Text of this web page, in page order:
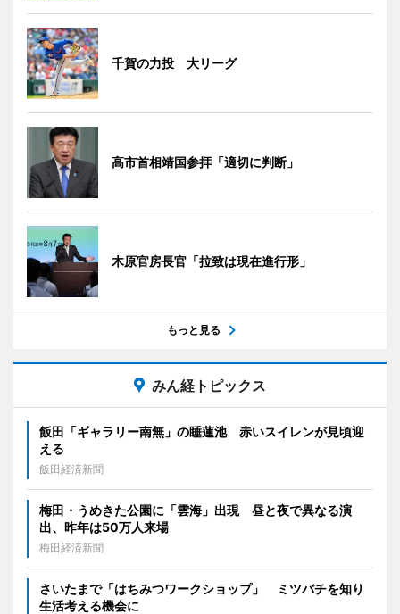
千賀の力投 大リーグ
高市首相靖国参拝「適切に判断」
木原官房長官「拉致は現在進行形」
もっと見る
みん経トピックス
飯田「ギャラリー南無」の睡蓮池 赤いスイレンが見頃迎
える
飯田経済新聞
梅田・うめきた公園に「雲海」出現 昼と夜で異なる演
出、昨年は50万人来場
梅田経済新聞
さいたまで「はちみつワークショップ」 ミツバチを知り
生活考える機会に